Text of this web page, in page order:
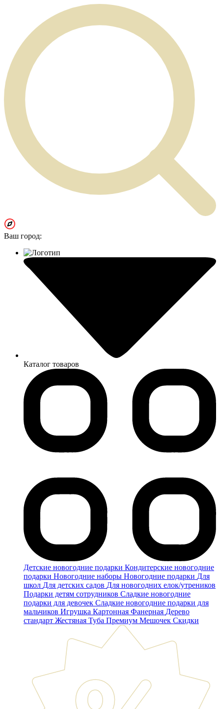
Ваш город:
Каталог товаров
Детские новогодние подарки Кондитерские новогодние
подарки Новогодние наборы Новогодние подарки Для
школ Для детских садов Для новогодних елок/утреников
Подарки детям сотрудников Сладкие новогодние
подарки для девочек Сладкие новогодние подарки для
мальчиков Игрушка Картонная Фанерная Дерево
стандарт Жестяная Туба Премиум Мешочек Скидки